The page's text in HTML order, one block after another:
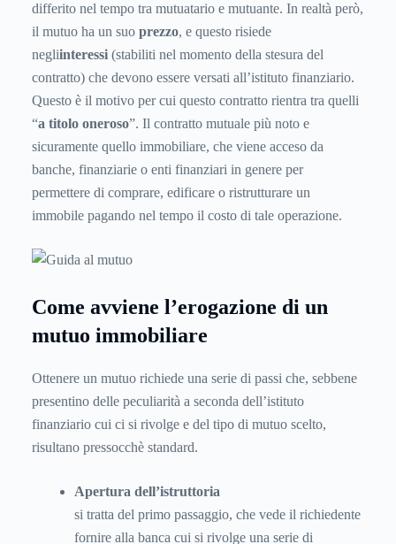
differito nel tempo tra mutuatario e mutuante. In realtà però,
il mutuo ha un suo prezzo, e questo risiede
negliinteressi (stabiliti nel momento della stesura del
contratto) che devono essere versati all’istituto finanziario.
Questo è il motivo per cui questo contratto rientra tra quelli
“a titolo oneroso”. Il contratto mutuale più noto e
sicuramente quello immobiliare, che viene acceso da
banche, finanziarie o enti finanziari in genere per
permettere di comprare, edificare o ristrutturare un
immobile pagando nel tempo il costo di tale operazione.
Come avviene l’erogazione di un
mutuo immobiliare
Ottenere un mutuo richiede una serie di passi che, sebbene
presentino delle peculiarità a seconda dell’istituto
finanziario cui ci si rivolge e del tipo di mutuo scelto,
risultano pressocchè standard.
Apertura dell’istruttoria
si tratta del primo passaggio, che vede il richiedente
fornire alla banca cui si rivolge una serie di